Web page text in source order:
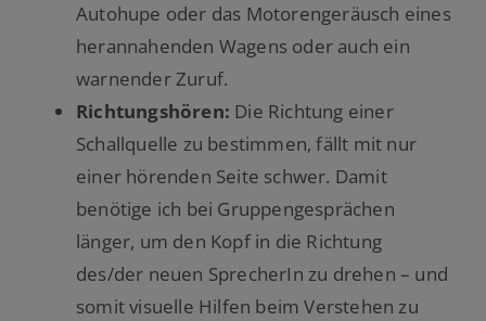
Autohupe oder das Motorengeräusch eines
herannahenden Wagens oder auch ein
warnender Zuruf.
Richtungshören: Die Richtung einer
Schallquelle zu bestimmen, fällt mit nur
einer hörenden Seite schwer. Damit
benötige ich bei Gruppengesprächen
länger, um den Kopf in die Richtung
des/der neuen SprecherIn zu drehen – und
somit visuelle Hilfen beim Verstehen zu